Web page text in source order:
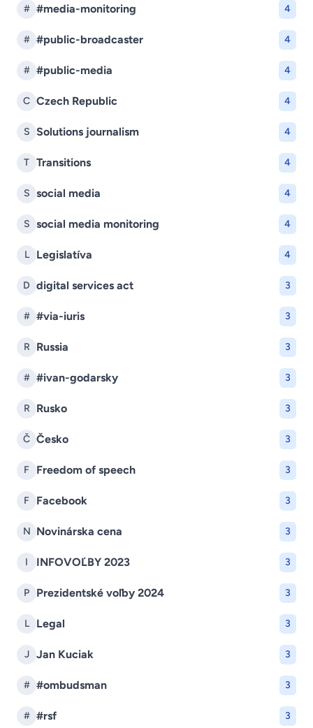
# #media-monitoring 4
# #public-broadcaster 4
# #public-media 4
C Czech Republic 4
S Solutions journalism 4
T Transitions 4
S social media 4
S social media monitoring 4
L Legislatíva 4
D digital services act 3
# #via-iuris 3
R Russia 3
# #ivan-godarsky 3
R Rusko 3
Č Česko 3
F Freedom of speech 3
F Facebook 3
N Novinárska cena 3
I INFOVOĽBY 2023 3
P Prezidentské voľby 2024 3
L Legal 3
J Jan Kuciak 3
# #ombudsman 3
# #rsf 3